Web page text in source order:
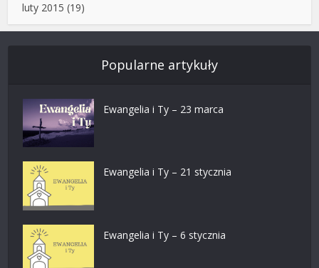
luty 2015 (19)
Popularne artykuły
Ewangelia i Ty – 23 marca
Ewangelia i Ty – 21 stycznia
Ewangelia i Ty – 6 stycznia